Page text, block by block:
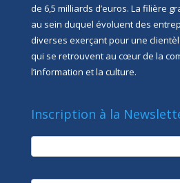
de 6,5 milliards d’euros. La filière
au sein duquel évoluent des
diverses exerçant pour une
qui se retrouvent au cœur de la
l’information et la culture.
Inscription à la
newsletter